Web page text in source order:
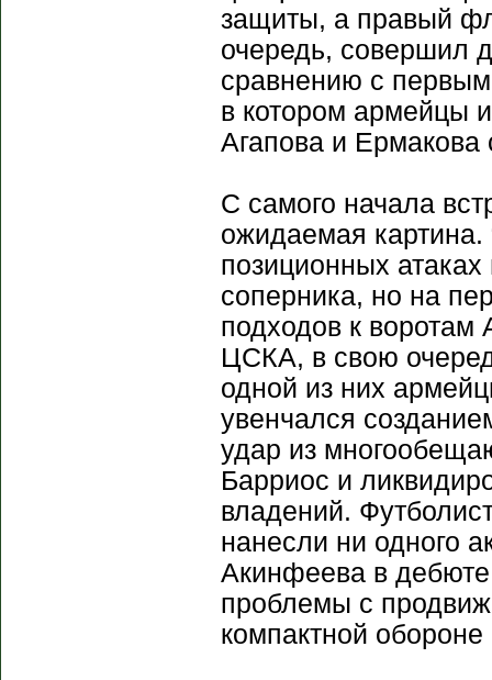
защиты, а правый
очередь, совершил
сравнению с первым
в котором армейцы
Агапова и
С самого начала
ожидаемая картина.
позиционных
соперника, но на
подходов к воротам
ЦСКА, в свою
одной из них
увенчался
удар из
Барриос и
владений.
нанесли ни одного
Акинфеева в
проблемы с
компактной обороне